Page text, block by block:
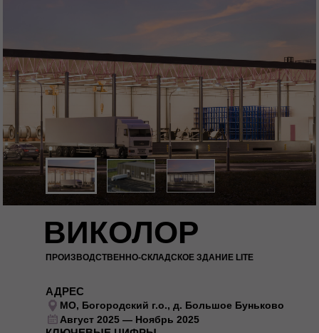
АДРЕС
МО, Богородский г.о., д. Большое Буньково
Август 2025 — Ноябрь 2025
ПРОИЗВОДСТВЕННО-СКЛАДСКОЕ ЗДАНИЕ LITE
ВИКОЛОР